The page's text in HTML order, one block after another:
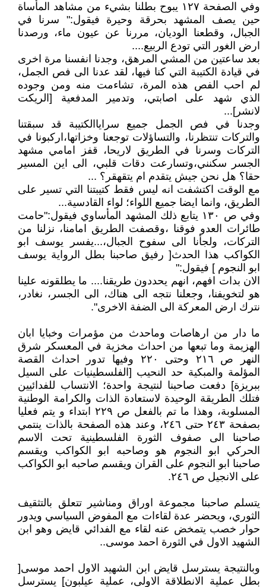
وفي الصفحة ١٢٧ يبوح بطلنا بشيء من مشاهد المأساة
حين يصف المشهد بحرقة وحيرة فيقول:" سرنا في
الجبال، وقطعنا الوديان، مررنا عن عيون ماء، ورصدنا
ارض الغور التي تودع الربيع....
بعد ساعتين من المشي المرهق، وجدنا انفسنا مرة اخرى
في قيادة الكتيبة التي كنا فيها، لقد عدنا الى فص الجمل،
لم احب الفص هذه المرة، تشاءمت منه ومن وجوده
الذي شهد على اصابتي، وتدمير المدفعية [الريكت
لانشر]...
وجدنا في فص الجمل جميع سراياالكتيبة قد سبقتنا
والتركات تنتظرنا، والتساؤلات توجعنا وخزاتها،اركبونا في
التركات وسرنا في الطريق لاريحا، قفز امامي مشهد
الجسر سكنني،وتسارعت دقات قلبي، الى اين المسير
حقا؟ هل نحن جيش يتقدم ام يتقهقر؟ ...
مع الوقت اكتشفت انه ليس فقط كتيبتنا التي تسير على
الطريق، وانما ايضا جميع اللواء؛ لواء القادسية...
وفي ص ١٣٠ يتابع ذلك المشهد المأساوي فيقول:"حامت
طائرات العدو فوقنا ،وقصفت الطريق امامنا، نزلنا من
التركات، ولجأنا الى سفوح الجبال،...يفسر يوسف ابو
الكواكب هذا الحدث[ رفيق صاحبنا بطل الرواية يوسف
ابو النجوم ] فيقول:"
الان بدات افهم، انهم يحددون طريقنا.... ما يطلقونه علينا
هو لتخويفنا، وجعلنا نتجه الى هناك، الى الجسر، نغادر،
نترك ارض المعركة الى الضفة الاخرى".
ما دار من ارهاصات وماحدث من مؤمرات وخبايا ابان
الهزيمة وما تبعها من احداث مخزية في المعسكر شرق
النهر ص ٢١٦ وحتى ٢٢٠ وفيها تدور احداث القصة
المؤلمة والمبكية حد النحيب [الفلسطينيات على السيل
ببريزة] دفعت صاحبنا لنتيجة واحدة؛ الانتساب للفدائيين
فتلك الطريقة الوحيدة لاستعادة الذات والكرامة الوطنية
المسلوبة، وهذا ما تم بالفعل ص ٢٢٩ ابتداء و يتم فعليا
بصفحة ٢٤٣ حتى ٢٤٦، وعند هذه الصفحة بالذات ينتمي
صاحبنا الى صفوف الثورة الفلسطينية تحت الاسم
الحركي ابو النجوم هو وصاحبه ابو الكواكب ويقسم
صاحبنا ابو النجوم على القران ويقسم صاحبه ابو الكواكب
على الانجيل ص ٢٤٦.
يتسلم صاحبنا مجموعة اوراق ومناشير تتعلق بالتثقيف
الثوري، ويحضر عدة لقاءات مع المفوض السياسي ويدور
حوار خصب يتمخض عنه لقاء مع الفدائي قايض وهو ابن
الشهيد الاول في الثورة احمد موسى..
وبالنتيجة يسترسل قايض ابن الشهيد الاول احمد موسى[
بطل عملية الانطلاقة الاولى، عملية عيلبون] يسترسل